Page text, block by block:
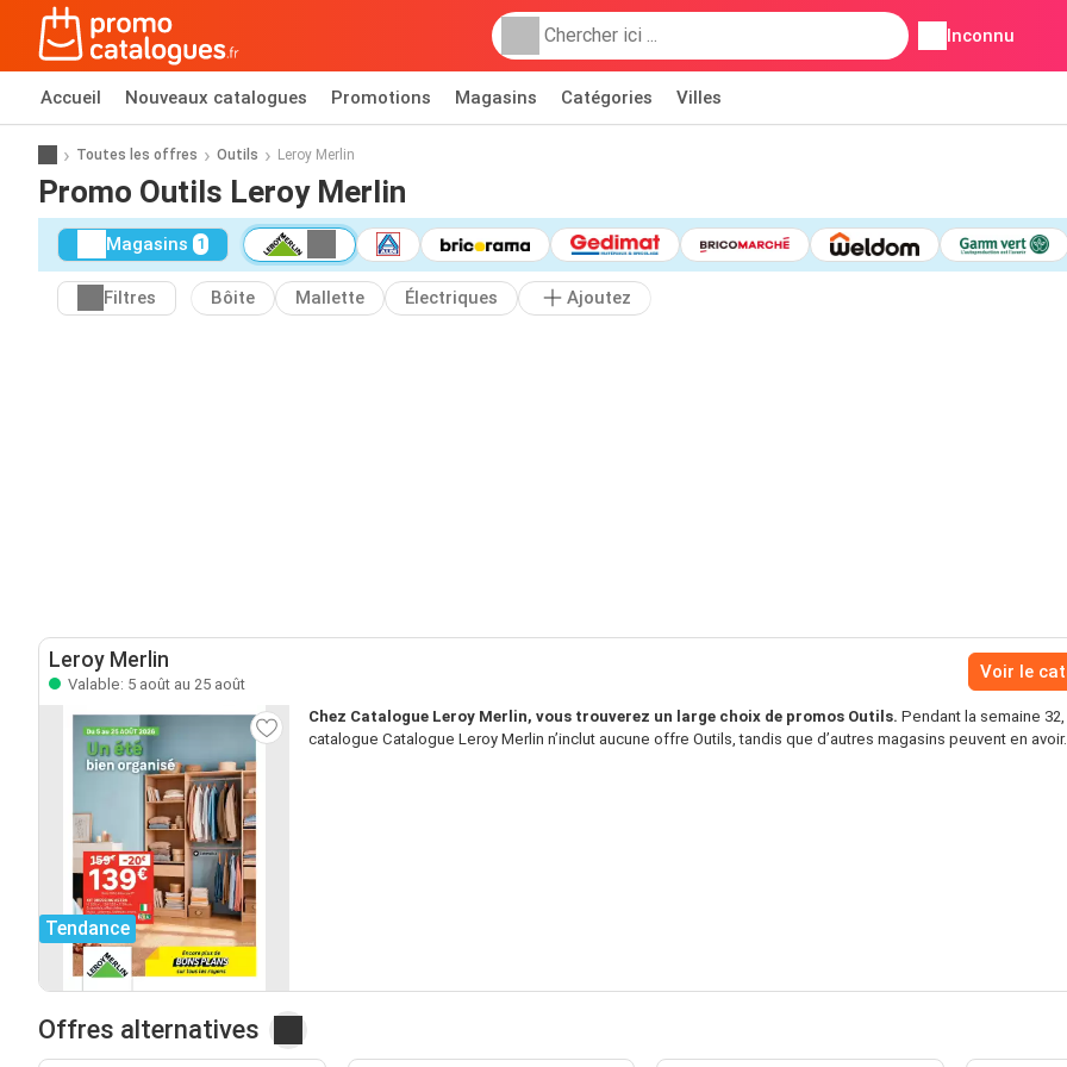
Inconnu
Accueil Nouveaux catalogues Promotions Magasins Catégories Villes
Toutes les offres Outils Leroy Merlin
Promo Outils Leroy Merlin
Magasins 1
Filtres Bôite Mallette Électriques Ajoutez
Leroy Merlin
Valable: 5 août au 25 août
Voir le
Tendance
Chez Catalogue Leroy Merlin, vous trouverez un large choix de promos Outils. Pendant la semaine 32,
catalogue Catalogue Leroy Merlin n’inclut aucune offre Outils, tandis que d’autres magasins peuvent en
Offres alternatives